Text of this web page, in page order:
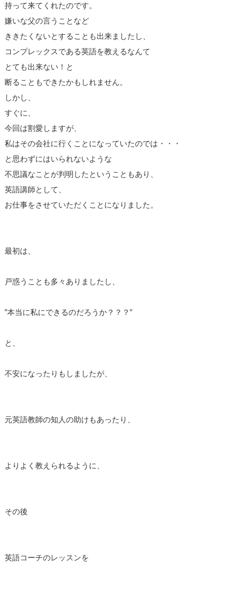
持って来てくれたのです。
嫌いな父の言うことなど
ききたくないとすることも出来ましたし、
コンプレックスである英語を教えるなんて
とても出来ない！と
断ることもできたかもしれません。
しかし、
すぐに、
今回は割愛しますが、
私はその会社に行くことになっていたのでは・・・
と思わずにはいられないような
不思議なことが判明したということもあり、
英語講師として、
お仕事をさせていただくことになりました。
最初は、
戸惑うことも多々ありましたし、
”本当に私にできるのだろうか？？？”
と、
不安になったりもしましたが、
元英語教師の知人の助けもあったり、
よりよく教えられるように、
その後
英語コーチのレッスンを